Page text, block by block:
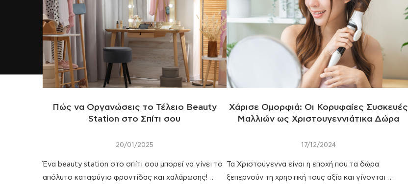
Πώς να Οργανώσεις το Τέλειο Beauty
Station στο Σπίτι σου
20/01/2025
Ένα beauty station στο σπίτι σου μπορεί να γίνει το
απόλυτο καταφύγιο φροντίδας και χαλάρωσης! …
Χάρισε Ομορφιά: Οι Κορυφαίες Συσκευές
Μαλλιών ως Χριστουγεννιάτικα Δώρα
17/12/2024
Τα Χριστούγεννα είναι η εποχή που τα δώρα
ξεπερνούν τη χρηστική τους αξία και γίνονται …